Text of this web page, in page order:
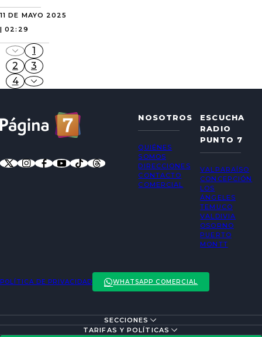
11 DE MAYO 2025
| 02:29
1
2
3
4
NOSOTROS
QUIÉNES
SOMOS
DIRECCIONES
CONTACTO
COMERCIAL
ESCUCHA
RADIO
PUNTO 7
VALPARAÍSO
CONCEPCIÓN
LOS
ÁNGELES
TEMUCO
VALDIVIA
OSORNO
PUERTO
MONTT
POLÍTICA DE PRIVACIDAD WHATSAPP COMERCIAL
SECCIONES
TARIFAS Y POLÍTICAS